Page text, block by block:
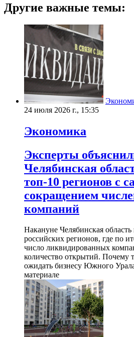
Другие важные темы:
24 июля 2026 г., 15:35
Экономика
Эксперты
Челябинская
топ-10 регионов с
сокращением
компаний
Накануне Челябинская
российских регионов, где по
число ликвидированных
количество открытий. Почему
ожидать бизнесу Южного
материале